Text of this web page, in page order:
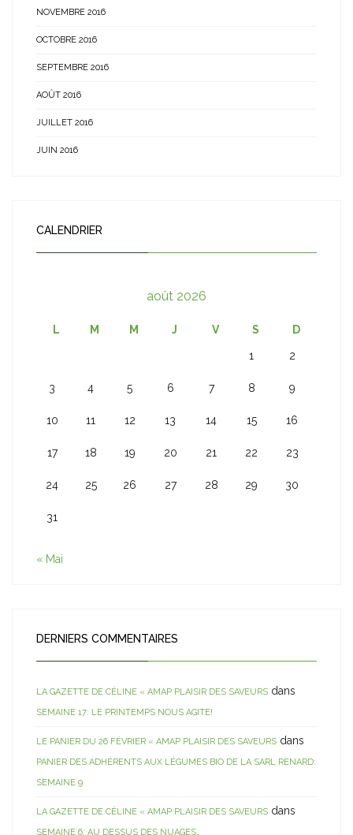
NOVEMBRE 2016
OCTOBRE 2016
SEPTEMBRE 2016
AOÛT 2016
JUILLET 2016
JUIN 2016
CALENDRIER
août 2026
L M M J V S D
1 2
3 4 5 6 7 8 9
10 11 12 13 14 15 16
17 18 19 20 21 22 23
24 25 26 27 28 29 30
31
« Mai
DERNIERS COMMENTAIRES
LA GAZETTE DE CÉLINE « AMAP PLAISIR DES SAVEURS dans
SEMAINE 17: LE PRINTEMPS NOUS AGITE!
LE PANIER DU 26 FÉVRIER « AMAP PLAISIR DES SAVEURS dans
PANIER DES ADHÉRENTS AUX LÉGUMES BIO DE LA SARL RENARD:
SEMAINE 9
LA GAZETTE DE CÉLINE « AMAP PLAISIR DES SAVEURS dans
SEMAINE 6: AU DESSUS DES NUAGES…